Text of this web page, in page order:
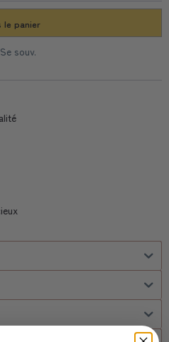
le panier
Se souv.